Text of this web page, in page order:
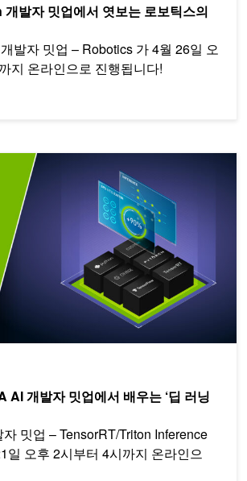
발자 밋업에서 엿보는 로보틱스의
발자 밋업 – Robotics 가 4월 26일 오
지 온라인으로 진행됩니다!
AI 개발자 밋업에서 배우는 ‘딥 러닝
자 밋업 – TensorRT/Triton Inference
일 오후 2시부터 4시까지 온라인으
발자 밋업에서 배우는 ‘딥 러닝 추론’